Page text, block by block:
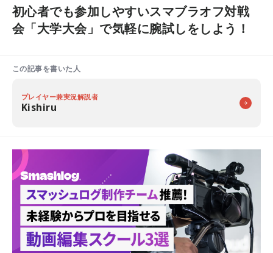
初心者でも参加しやすいスマブラオフ対戦
会「大学大会」で気軽に腕試しをしよう！
この記事を書いた人
プレイヤー兼実況解説者
Kishiru